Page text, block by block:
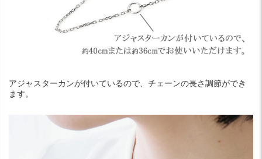
アジャスターカンが付いているので、チェーンの長さ調節ができ
ます。